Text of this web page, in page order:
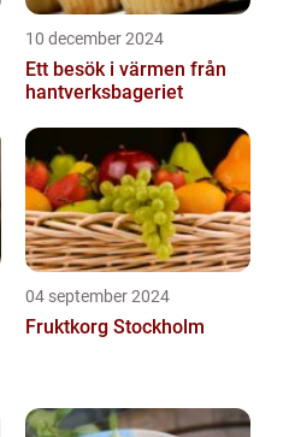
10 december 2024
Ett besök i värmen från
hantverksbageriet
04 september 2024
Fruktkorg Stockholm